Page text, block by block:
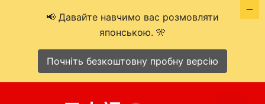
📢 Давайте навчимо вас розмовляти
японською. 🎌
Почніть безкоштовну пробну версію